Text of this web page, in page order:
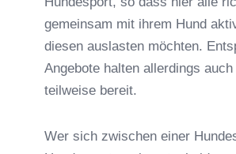
gemeinsam mit ihrem Hund
diesen auslasten möchten.
Angebote halten allerdings
teilweise bereit.
Wer sich zwischen einer